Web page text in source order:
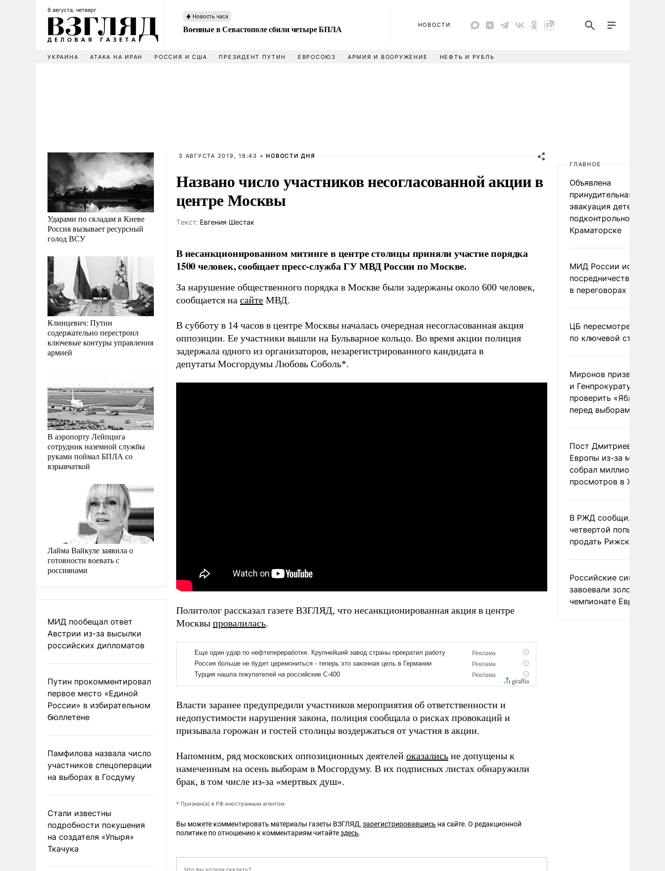
6 августа, четверг
Новость часа
Военные в Севастополе сбили четыре БПЛА НОВОСТИ
УКРАИНА АТАКА НА ИРАН РОССИЯ И США ПРЕЗИДЕНТ ПУТИН ЕВРОСОЮЗ АРМИЯ И ВООРУЖЕНИЕ НЕФТЬ И РУБЛЬ
Ударами по складам в Киеве
Россия вызывает ресурсный
голод ВСУ
Клинцевич: Путин
содержательно перестроил
ключевые контуры управления
армией
В аэропорту Лейпцига
сотрудник наземной службы
руками поймал БПЛА со
взрывчаткой
Лайма Вайкуле заявила о
готовности воевать с
россиянами
МИД пообещал ответ
Австрии из-за высылки
российских дипломатов
Путин прокомментировал
первое место «Единой
России» в избирательном
бюллетене
Памфилова назвала число
участников спецоперации
на выборах в Госдуму
Стали известны
подробности покушения
на создателя «Упыря»
Ткачука
3 АВГУСТА 2019, 18:43 • НОВОСТИ ДНЯ
Названо число участников несогласованной акции в
центре Москвы
Tекст: Евгения Шестак
В несанкционированном митинге в центре столицы приняли участие порядка
1500 человек, сообщает пресс-служба ГУ МВД России по Москве.
За нарушение общественного порядка в Москве были задержаны около 600 человек,
сообщается на сайте МВД.
В субботу в 14 часов в центре Москвы началась очередная несогласованная акция
оппозиции. Ее участники вышли на Бульварное кольцо. Во время акции полиция
задержала одного из организаторов, незарегистрированного кандидата в
депутаты Мосгордумы Любовь Соболь*.
Политолог рассказал газете ВЗГЛЯД, что несанкционированная акция в центре
Москвы провалилась.
Власти заранее предупредили участников мероприятия об ответственности и
недопустимости нарушения закона, полиция сообщала о рисках провокаций и
призывала горожан и гостей столицы воздержаться от участия в акции.
Напомним, ряд московских оппозиционных деятелей оказались не допущены к
намеченным на осень выборам в Мосгордуму. В их подписных листах обнаружили
брак, в том числе из-за «мертвых душ».
* Признан(а) в РФ иностранным агентом
Вы можете комментировать материалы газеты ВЗГЛЯД, зарегистрировавшись на сайте. О редакционной
политике по отношению к комментариям читайтездесь.
ГЛАВНОЕ
Объявлена
принудительная
эвакуация детей в
подконтрольном Киеву
Краматорске
МИД России исключил
посредничество
в переговорах по
ЦБ пересмотрел
по ключевой ставке
Миронов призвал
и Генпрокуратуру
проверить «Яблоко»
перед выборами
Пост Дмитриева о
Европы из-за
собрал миллион
просмотров в X
В РЖД сообщили о
четвертой попытке
продать Рижский
Российские
завоевали золото на
чемпионате Европы